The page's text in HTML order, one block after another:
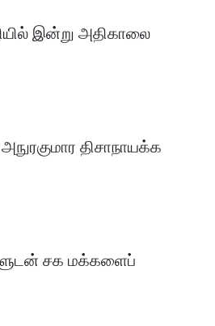
இன்று அதிகாலை
திசாநாயக்க
சக மக்களைப்